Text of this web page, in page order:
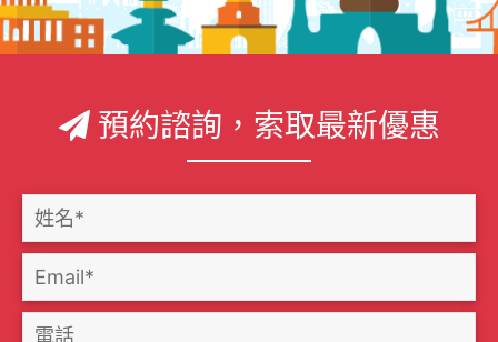
預約諮詢，索取最新優惠